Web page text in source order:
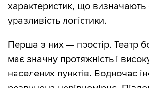
характеристик, що визначають
уразливість логістики.
Перша з них — простір. Театр
має значну протяжність і
населених пунктів. Водночас